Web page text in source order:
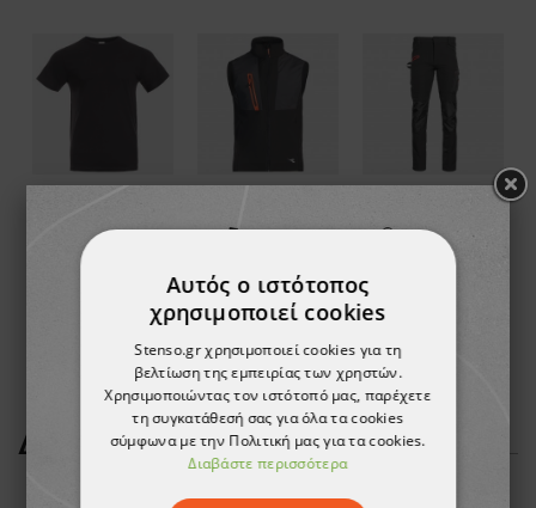
ΔΕΊΤΕ ΠΕΡΙΣΣΌΤΕΡΑ
Αυτός ο ιστότοπος
χρησιμοποιεί cookies
Stenso.gr χρησιμοποιεί cookies για τη
βελτίωση της εμπειρίας των χρηστών.
Χρησιμοποιώντας τον ιστότοπό μας, παρέχετε
τη συγκατάθεσή σας για όλα τα cookies
σύμφωνα με την Πολιτική μας για τα cookies.
Διαβάστε περισσότερα